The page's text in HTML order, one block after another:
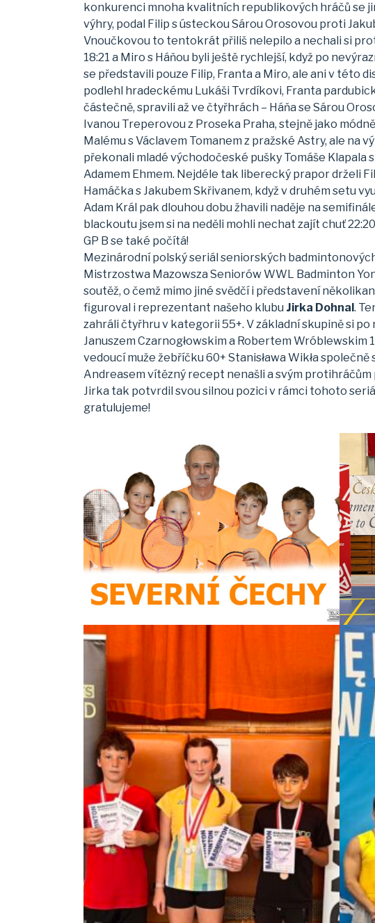
konkurenci mnoha kvalitních republikových hráčů se
výhry, podal Filip s ústeckou Sárou Orosovou proti
Vnoučkovou to tentokrát přiliš nelepilo a nechali si
18:21 a Miro s Háňou byli ještě rychlejší, když po
se představili pouze Filip, Franta a Miro, ale ani v této
podlehl hradeckému Lukáši Tvrdíkovi, Franta
částečně, spravili až ve čtyřhrách – Háňa se Sárou
Ivanou Treperovou z Proseka Praha, stejně jako
Malému s Václavem Tomanem z pražské Astry, ale na
překonali mladé východočeské pušky Tomáše
Adamem Ehmem. Nejdéle tak liberecký prapor drželi
Hamáčka s Jakubem Skřivanem, když v druhém setu
Adam Král pak dlouhou dobu žhavili naděje na
blackoutu jsem si na neděli mohli nechat zajít chuť
GP B se také počítá!
Mezinárodní polský seriál seniorských
Mistrzostwa Mazowsza Seniorów WWL Badminton
soutěž, o čemž mimo jiné svědčí i představení
figuroval i reprezentant našeho klubu Jirka Dohnal.
zahráli čtyřhru v kategorii 55+. V základní skupině si
Januszem Czarnogłowskim a Robertem Wróblewskim
vedoucí muže žebříčku 60+ Stanisława Wikła
Andreasem vítězný recept nenašli a svým
Jirka tak potvrdil svou silnou pozici v rámci tohoto
gratulujeme!